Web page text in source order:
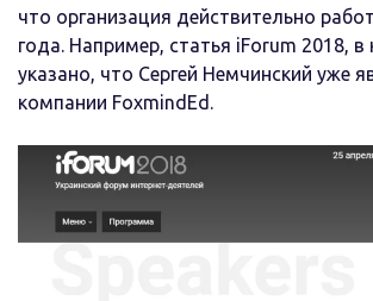
что организация действительно
года. Например, статья iForum 2018, в
указано, что Сергей Немчинский уже
компании FoxmindEd.